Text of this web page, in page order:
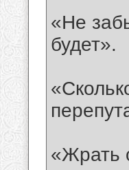
«Не
будет».
«Жрать